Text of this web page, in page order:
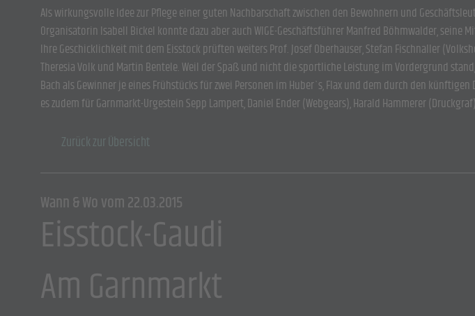
Als wirkungsvolle Idee zur Pflege einer guten Nachbarschaft zwischen den Bewohnern und
Organisatorin Isabell Bickel konnte dazu aber auch WIGE-Geschäftsführer Manfred Böhmwalder,
Ihre Geschicklichkeit mit dem Eisstock prüften weiters Prof. Josef Oberhauser, Stefan Fischnaller
Theresia Volk und Martin Bentele. Weil der Spaß und nicht die sportliche Leistung im Vordergrund
Bach als Gewinner je eines Frühstücks für zwei Personen im Huber`s, Flax und dem durch den
es zudem für Garnmarkt-Urgestein Sepp Lampert, Daniel Ender (Webgears), Harald Hammerer
Zurück zur Übersicht
Wann & Wo vom 22.03.2015
Eisstock-Gaudi
Am Garnmarkt